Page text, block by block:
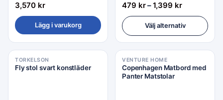
3,570 kr
Lägg i varukorg
479 kr–1,399 kr
Välj alternativ
TORKELSON
Fly stol svart konstläder
VENTURE HOME
Copenhagen Matbord med
Panter Matstolar